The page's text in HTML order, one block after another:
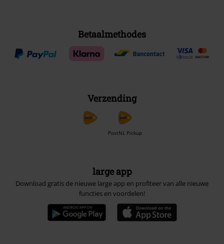
Betaalmethodes
Verzending
PostNL Pickup
large app
Download gratis de nieuwe large app en profiteer van alle nieuwe
functies en voordelen!